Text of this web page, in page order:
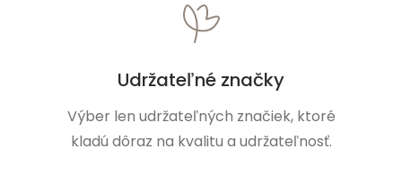
Udržateľné značky
Výber len udržateľných značiek, ktoré
kladú dôraz na kvalitu a udržateľnosť.